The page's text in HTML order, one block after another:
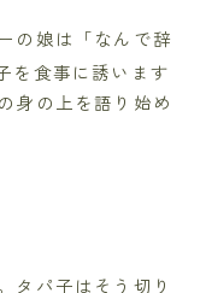
の娘は「なんで辞
を食事に誘います
身の上を語り始め
タパ子はそう切り